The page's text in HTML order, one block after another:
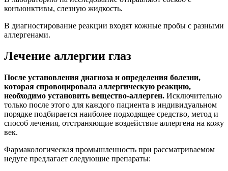
конъюнктивы, слезную жидкость.
В диагностирование реакции входят кожные пробы с разными
аллергенами.
Лечение аллергии глаз
После установления диагноза и определения болезни,
которая спровоцировала аллергическую реакцию,
необходимо установить вещество-аллерген. Исключительно
только после этого для каждого пациента в индивидуальном
порядке подбирается наиболее подходящее средство, метод и
способ лечения, отстраняющие воздействие аллергена на кожу
век.
Фармакологическая промышленность при рассматриваемом
недуге предлагает следующие препараты: